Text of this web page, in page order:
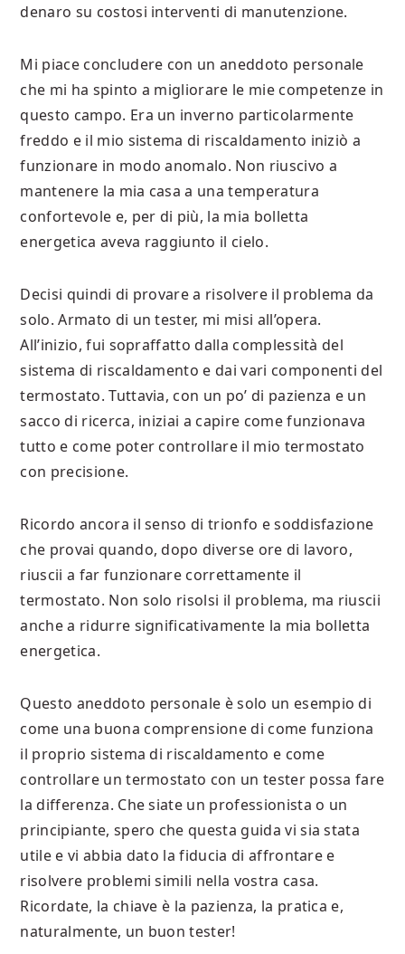
denaro su costosi interventi di manutenzione.
Mi piace concludere con un aneddoto personale
che mi ha spinto a migliorare le mie competenze in
questo campo. Era un inverno particolarmente
freddo e il mio sistema di riscaldamento iniziò a
funzionare in modo anomalo. Non riuscivo a
mantenere la mia casa a una temperatura
confortevole e, per di più, la mia bolletta
energetica aveva raggiunto il cielo.
Decisi quindi di provare a risolvere il problema da
solo. Armato di un tester, mi misi all’opera.
All’inizio, fui sopraffatto dalla complessità del
sistema di riscaldamento e dai vari componenti del
termostato. Tuttavia, con un po’ di pazienza e un
sacco di ricerca, iniziai a capire come funzionava
tutto e come poter controllare il mio termostato
con precisione.
Ricordo ancora il senso di trionfo e soddisfazione
che provai quando, dopo diverse ore di lavoro,
riuscii a far funzionare correttamente il
termostato. Non solo risolsi il problema, ma riuscii
anche a ridurre significativamente la mia bolletta
energetica.
Questo aneddoto personale è solo un esempio di
come una buona comprensione di come funziona
il proprio sistema di riscaldamento e come
controllare un termostato con un tester possa fare
la differenza. Che siate un professionista o un
principiante, spero che questa guida vi sia stata
utile e vi abbia dato la fiducia di affrontare e
risolvere problemi simili nella vostra casa.
Ricordate, la chiave è la pazienza, la pratica e,
naturalmente, un buon tester!